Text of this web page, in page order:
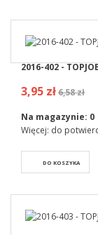
2016-402 -
3,95 zł6,58 zł
Na magazynie: 0
Więcej: do
DO KOSZYKA